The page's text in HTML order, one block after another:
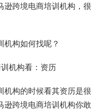
逊跨境电商培训机构，很
构如何找呢？
机构看：资历
机构的时候看其资历是很
逊跨境电商培训机构你敢